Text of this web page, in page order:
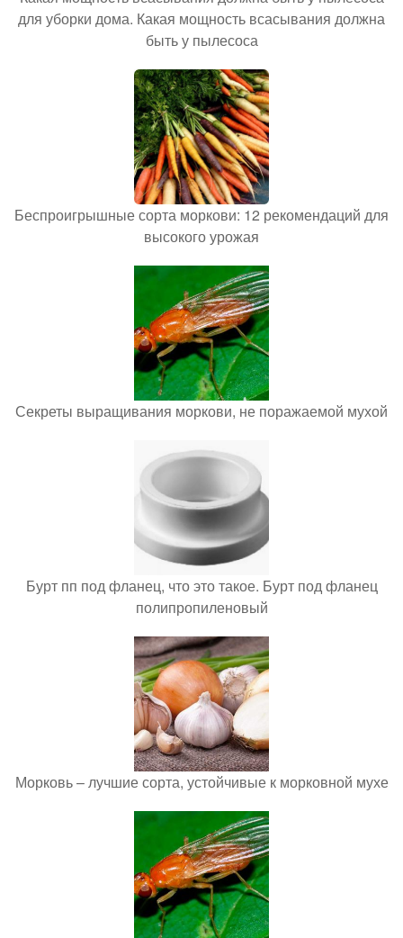
для уборки дома. Какая мощность всасывания должна
быть у пылесоса
Беспроигрышные сорта моркови: 12 рекомендаций для
высокого урожая
Секреты выращивания моркови, не поражаемой мухой
Бурт пп под фланец, что это такое. Бурт под фланец
полипропиленовый
Морковь – лучшие сорта, устойчивые к морковной мухе